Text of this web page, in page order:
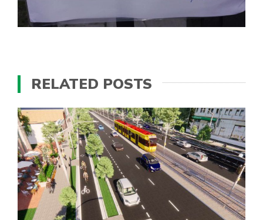
RELATED POSTS